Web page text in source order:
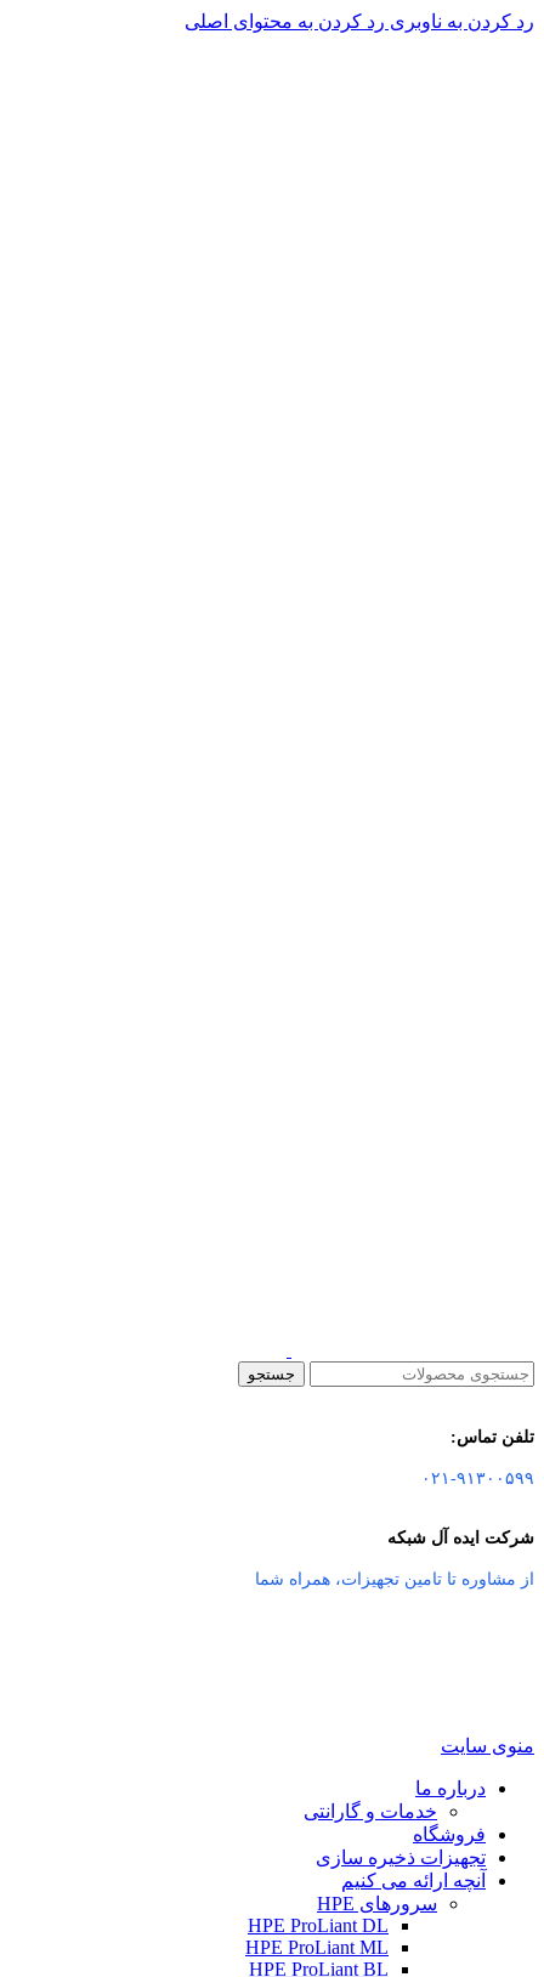
رد کردن به ناوبری رد کردن به محتوای اصلی
جستجو
تلفن تماس:
۰۲۱-۹۱۳۰۰۵۹۹
شرکت ایده آل شبکه
از مشاوره تا تامین تجهیزات، همراه شما
منوی سایت
درباره ما
خدمات و گارانتی
فروشگاه
تجهیزات ذخیره سازی
آنچه ارائه می کنیم
سرورهای HPE
HPE ProLiant DL
HPE ProLiant ML
HPE ProLiant BL